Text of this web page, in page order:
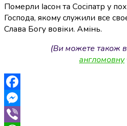
Померли Іасон та Сосіпатр у
Господа, якому служили все
Слава Богу вовіки. Амінь.
(Ви можете також
англомовну
Facebook
Messenger